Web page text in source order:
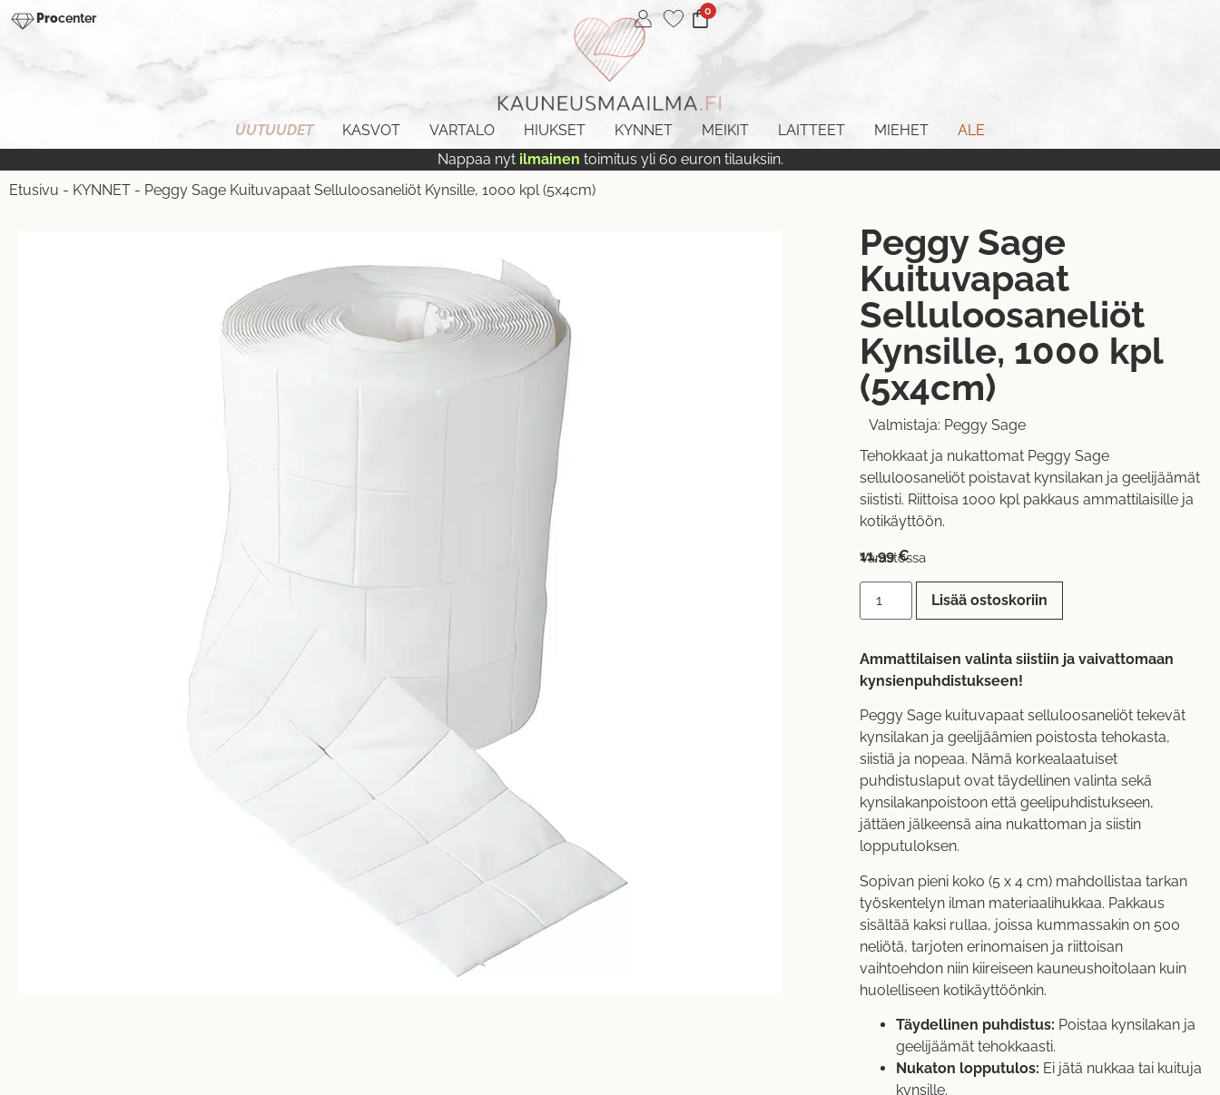
Procenter 0
UUTUUDET KASVOT VARTALO HIUKSET KYNNET MEIKIT LAITTEET MIEHET
ALE
Nappaa nyt ilmainen toimitus yli 60 euron tilauksiin.
Etusivu - KYNNET - Peggy Sage Kuituvapaat Selluloosaneliöt Kynsille, 1000 kpl (5x4cm)
Peggy Sage
Kuituvapaat
Selluloosaneliöt
Kynsille, 1000 kpl
(5x4cm)
Valmistaja: Peggy Sage
Tehokkaat ja nukattomat Peggy Sage
selluloosaneliöt poistavat kynsilakan ja geelijäämät
siististi. Riittoisa 1000 kpl pakkaus ammattilaisille ja
kotikäyttöön.
11,99€
Varastossa
Lisää ostoskoriin
Ammattilaisen valinta siistiin ja vaivattomaan
kynsienpuhdistukseen!
Peggy Sage kuituvapaat selluloosaneliöt tekevät
kynsilakan ja geelijäämien poistosta tehokasta,
siistiä ja nopeaa. Nämä korkealaatuiset
puhdistuslaput ovat täydellinen valinta sekä
kynsilakanpoistoon että geelipuhdistukseen,
jättäen jälkeensä aina nukattoman ja siistin
lopputuloksen.
Sopivan pieni koko (5 x 4 cm) mahdollistaa tarkan
työskentelyn ilman materiaalihukkaa. Pakkaus
sisältää kaksi rullaa, joissa kummassakin on 500
neliötä, tarjoten erinomaisen ja riittoisan
vaihtoehdon niin kiireiseen kauneushoitolaan kuin
huolelliseen kotikäyttöönkin.
Täydellinen puhdistus: Poistaa kynsilakan ja
geelijäämät tehokkaasti.
Nukaton lopputulos: Ei jätä nukkaa tai kuituja
kynsille.